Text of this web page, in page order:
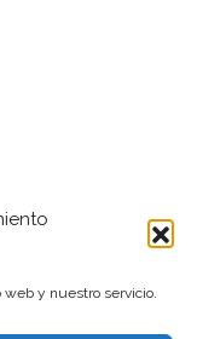
y nuestro servicio.